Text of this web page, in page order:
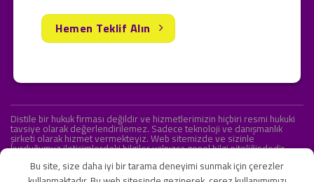
Hemen Teklif Alın
Distile bir hukuk firması değildir ve hizmetlerimizin hiçbiri resmi hukuki
tavsiye olarak değerlendirilemez. Sadece teknoloji ve danışmanlık
şirketi olarak hizmet vermekteyiz. Web sitemizde ve sizinle
kurduğumuz iletişimlerdeki bilgiler yalnızca genel bilgi niteliğindedir.
Bu site, size daha iyi bir tarama deneyimi sunmak için çerezler